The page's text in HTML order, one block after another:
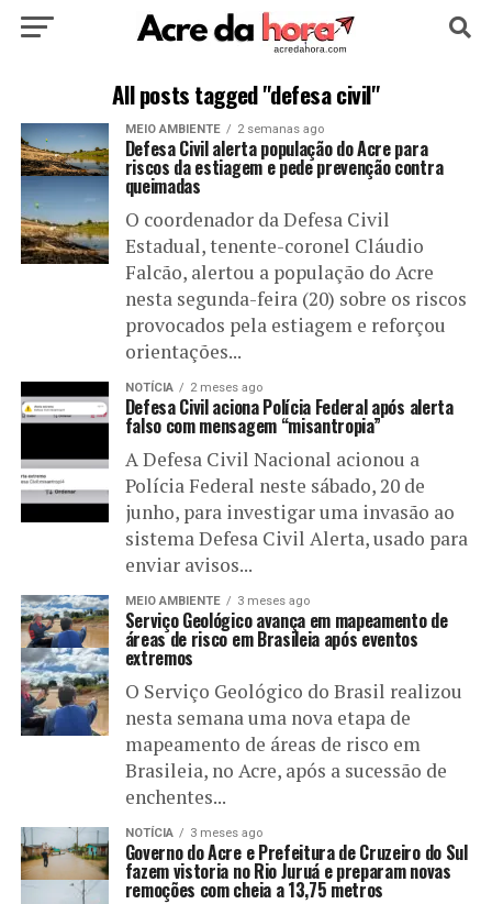
HOME POLÍTICA CULTURA ESPORTE
EDUCAÇÃO NOTÍCIA MUNDO
All posts tagged "defesa civil"
MEIO AMBIENTE 2 semanas ago
Defesa Civil alerta população do Acre para
riscos da estiagem e pede prevenção contra
queimadas
O coordenador da Defesa Civil
Estadual, tenente-coronel Cláudio
Falcão, alertou a população do Acre
nesta segunda-feira (20) sobre os riscos
provocados pela estiagem e reforçou
orientações...
NOTÍCIA 2 meses ago
Defesa Civil aciona Polícia Federal após alerta
falso com mensagem “misantropia”
A Defesa Civil Nacional acionou a
Polícia Federal neste sábado, 20 de
junho, para investigar uma invasão ao
sistema Defesa Civil Alerta, usado para
enviar avisos...
MEIO AMBIENTE 3 meses ago
Serviço Geológico avança em mapeamento de
áreas de risco em Brasileia após eventos
extremos
O Serviço Geológico do Brasil realizou
nesta semana uma nova etapa de
mapeamento de áreas de risco em
Brasileia, no Acre, após a sucessão de
enchentes...
NOTÍCIA 3 meses ago
Governo do Acre e Prefeitura de Cruzeiro do Sul
fazem vistoria no Rio Juruá e preparam novas
remoções com cheia a 13,75 metros